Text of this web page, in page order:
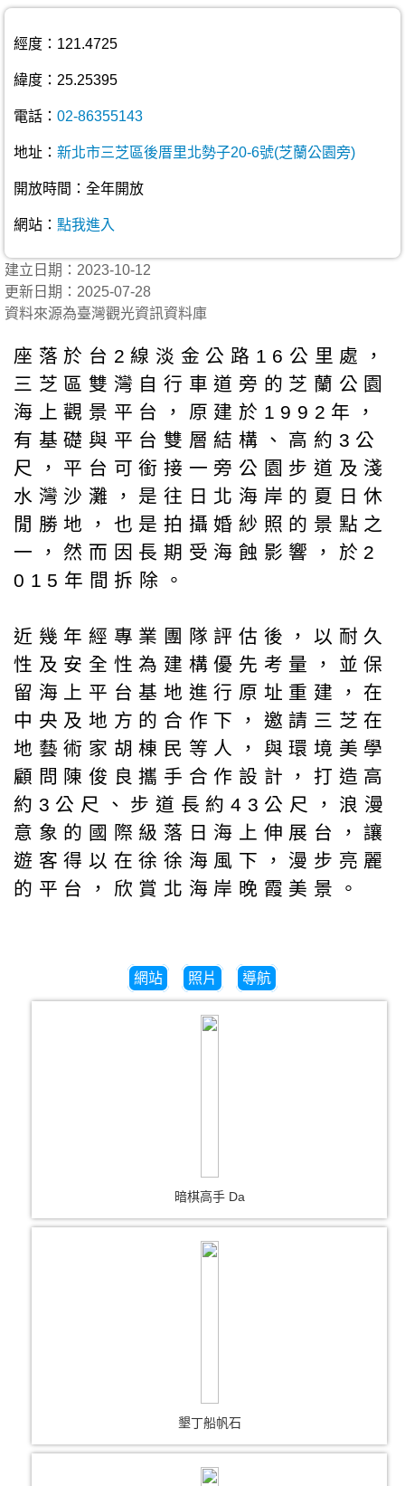
經度：121.4725
緯度：25.25395
電話： 02-86355143
地址： 新北市三芝區後厝里北勢子20-6號(芝蘭公園旁)
開放時間：全年開放
網站： 點我進入
建立日期：2023-10-12
更新日期：2025-07-28
資料來源為臺灣觀光資訊資料庫
座落於台2線淡金公路16公里處，
三芝區雙灣自行車道旁的芝蘭公園
海上觀景平台，原建於1992年，
有基礎與平台雙層結構、高約3公
尺，平台可銜接一旁公園步道及淺
水灣沙灘，是往日北海岸的夏日休
閒勝地，也是拍攝婚紗照的景點之
一，然而因長期受海蝕影響，於2
015年間拆除。
近幾年經專業團隊評估後，以耐久
性及安全性為建構優先考量，並保
留海上平台基地進行原址重建，在
中央及地方的合作下，邀請三芝在
地藝術家胡棟民等人，與環境美學
顧問陳俊良攜手合作設計，打造高
約3公尺、步道長約43公尺，浪漫
意象的國際級落日海上伸展台，讓
遊客得以在徐徐海風下，漫步亮麗
的平台，欣賞北海岸晚霞美景。
網站 照片 導航
暗棋高手 Da
墾丁船帆石